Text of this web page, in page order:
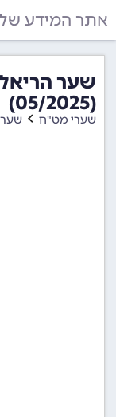
אתר המידע של CAP
(05/2025)
שערי מט"ח